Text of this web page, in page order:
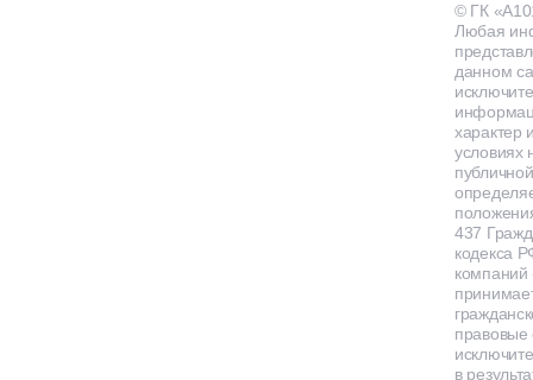
© ГК
Любая
данном
характер
условиях
437
кодекса
правовые
в